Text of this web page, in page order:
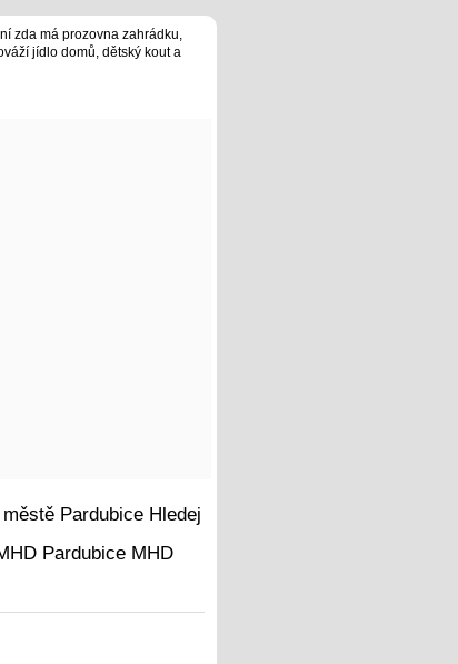
zda má prozovna zahrádku,
jídlo domů, dětský kout a
Hledej
MHD